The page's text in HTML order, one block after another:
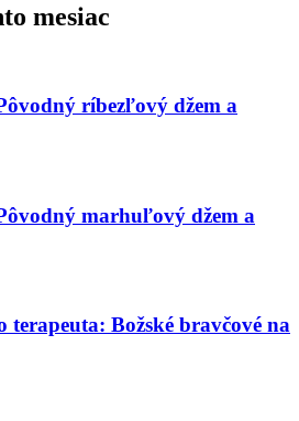
mesiac
ríbezľový džem a
marhuľový džem a
terapeuta: Božské bravčové na